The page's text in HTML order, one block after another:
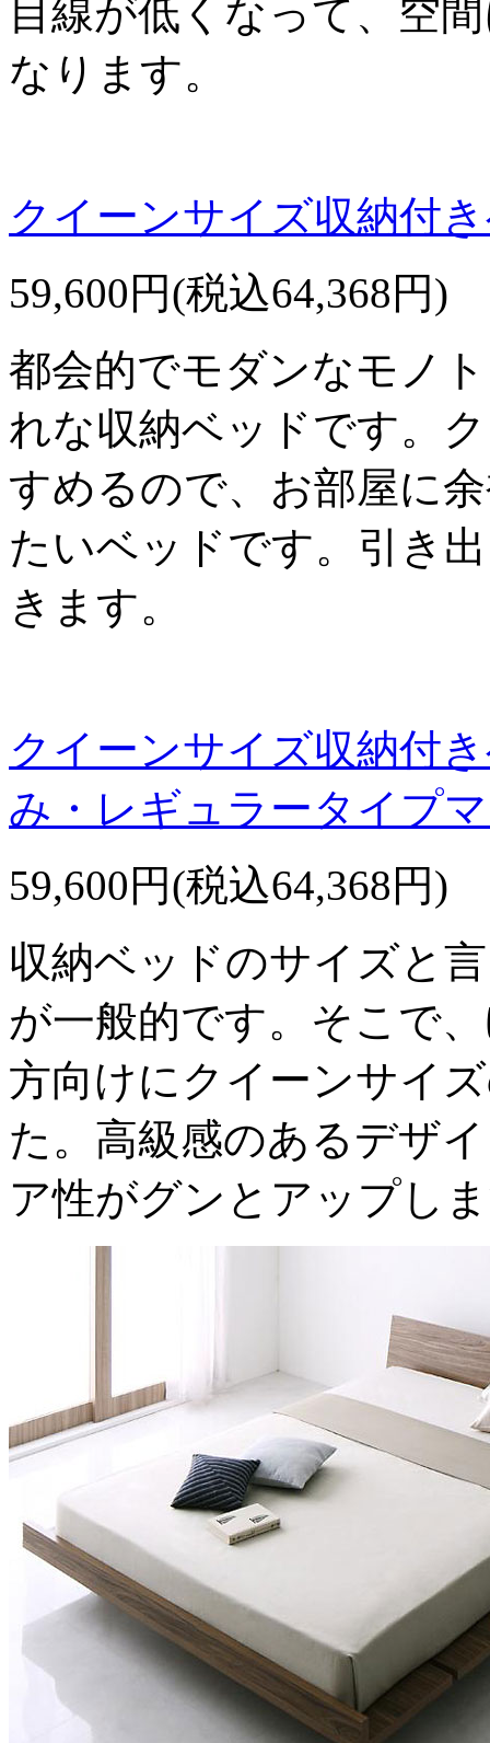
目線が低くなって、空
なります。
クイーンサイズ収納付
59,600円(税込64,368円)
都会的でモダンなモノ
れな収納ベッドです。
すめるので、お部屋に
たいベッドです。引き
きます。
クイーンサイズ収納付
み・レギュラータイプ
59,600円(税込64,368円)
収納ベッドのサイズと
が一般的です。そこで
方向けにクイーンサイ
た。高級感のあるデザ
ア性がグンとアップし